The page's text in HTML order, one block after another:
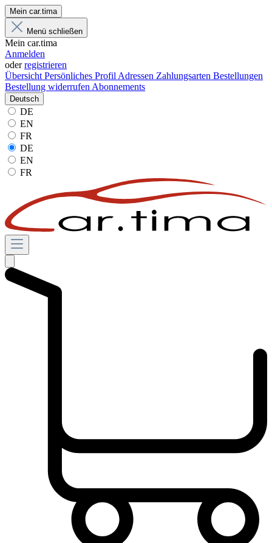
Mein car.tima
Menü schließen
Mein car.tima
Anmelden
oderregistrieren
Übersicht Persönliches Profil Adressen Zahlungsarten Bestellungen
Bestellung widerrufen Abonnements
Deutsch
DE
EN
FR
DE
EN
FR